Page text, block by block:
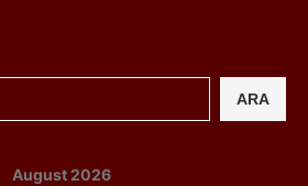
ARA
August 2026